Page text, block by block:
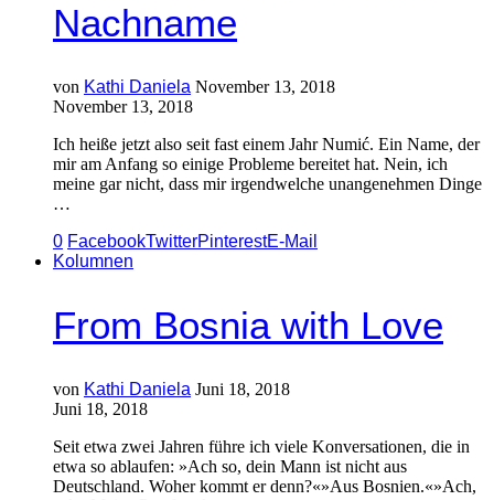
Nachname
von Kathi Daniela November 13, 2018
November 13, 2018
Ich heiße jetzt also seit fast einem Jahr Numić. Ein Name, der
mir am Anfang so einige Probleme bereitet hat. Nein, ich
meine gar nicht, dass mir irgendwelche unangenehmen Dinge
…
0 FacebookTwitterPinterestE-Mail
Kolumnen
From Bosnia with Love
von Kathi Daniela Juni 18, 2018
Juni 18, 2018
Seit etwa zwei Jahren führe ich viele Konversationen, die in
etwa so ablaufen: »Ach so, dein Mann ist nicht aus
Deutschland. Woher kommt er denn?«»Aus Bosnien.«»Ach,